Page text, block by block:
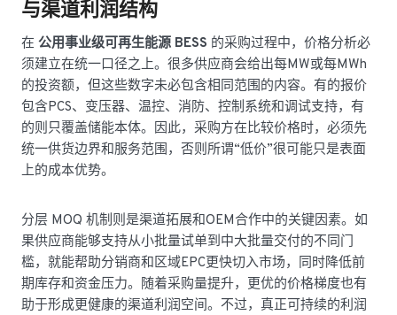
与渠道利润结构
在 公用事业级可再生能源 BESS 的采购过程中，价格分析必
须建立在统一口径之上。很多供应商会给出每MW或每MWh
的投资额，但这些数字未必包含相同范围的内容。有的报价
包含PCS、变压器、温控、消防、控制系统和调试支持，有
的则只覆盖储能本体。因此，采购方在比较价格时，必须先
统一供货边界和服务范围，否则所谓“低价”很可能只是表面
上的成本优势。
分层 MOQ 机制则是渠道拓展和OEM合作中的关键因素。如
果供应商能够支持从小批量试单到中大批量交付的不同门
槛，就能帮助分销商和区域EPC更快切入市场，同时降低前
期库存和资金压力。随着采购量提升，更优的价格梯度也有
助于形成更健康的渠道利润空间。不过，真正可持续的利润